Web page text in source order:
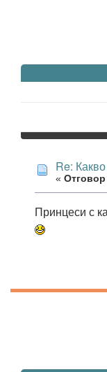
Re:
« Отговор
Принцеси с